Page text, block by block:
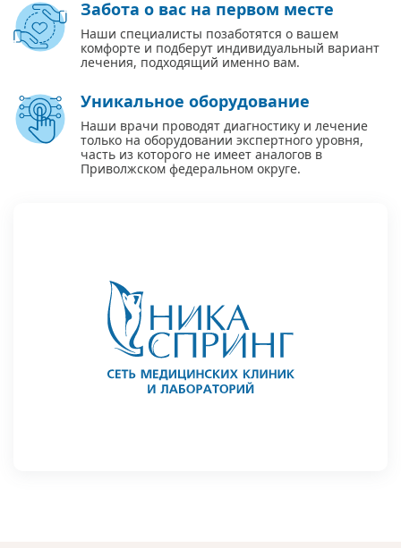
Забота о вас на первом месте
Наши специалисты позаботятся о вашем
комфорте и подберут индивидуальный вариант
лечения, подходящий именно вам.
Уникальное оборудование
Наши врачи проводят диагностику и лечение
только на оборудовании экспертного уровня,
часть из которого не имеет аналогов в
Приволжском федеральном округе.